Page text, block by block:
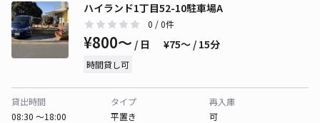
ハイランド1丁目52-10駐車場A
0 / 0件
¥800〜 / 日 ¥75〜 / 15分
時間貸し可
貸出時間
08:30 〜18:00
タイプ
平置き
再入庫
可